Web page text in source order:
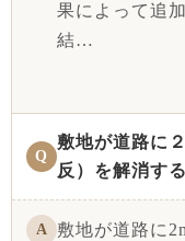
果によって追
結…
Q
敷地が道路に
反）を解消す
A
敷地が道路に